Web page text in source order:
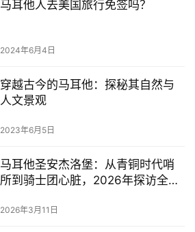
马耳他人去美国旅行免签吗？
2024年6月4日
穿越古今的马耳他：探秘其自然与
人文景观
2023年6月5日
马耳他圣安杰洛堡：从青铜时代哨
所到骑士团心脏，2026年探访全攻
2026年3月11日